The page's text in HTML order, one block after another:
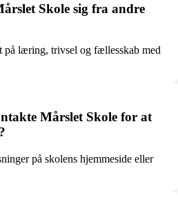
Skole sig fra andre
læring, trivsel og fællesskab med
Mårslet Skole for at
på skolens hjemmeside eller